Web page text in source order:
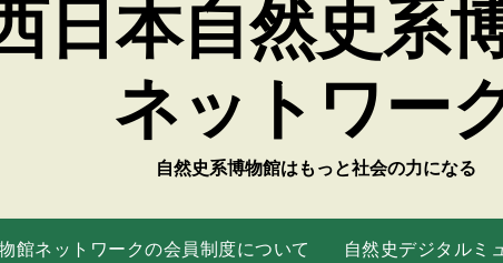
日本自然史系
ネットワー
自然史系博物館はもっと社会の力になる
館ネットワークの会員制度について 自然史デジタルミ